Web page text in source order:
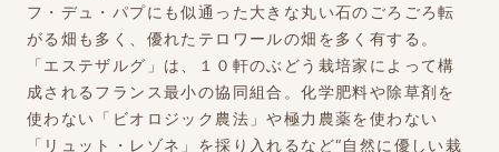
フ・デュ・パプにも似通った大きな丸い石のごろごろ転
がる畑も多く、優れたテロワールの畑を多く有する。
「エステザルグ」は、１０軒のぶどう栽培家によって構
成されるフランス最小の協同組合。化学肥料や除草剤を
使わない「ビオロジック農法」や極力農薬を使わない
「リュット・レゾネ」を採り入れるなど“自然に優しい栽